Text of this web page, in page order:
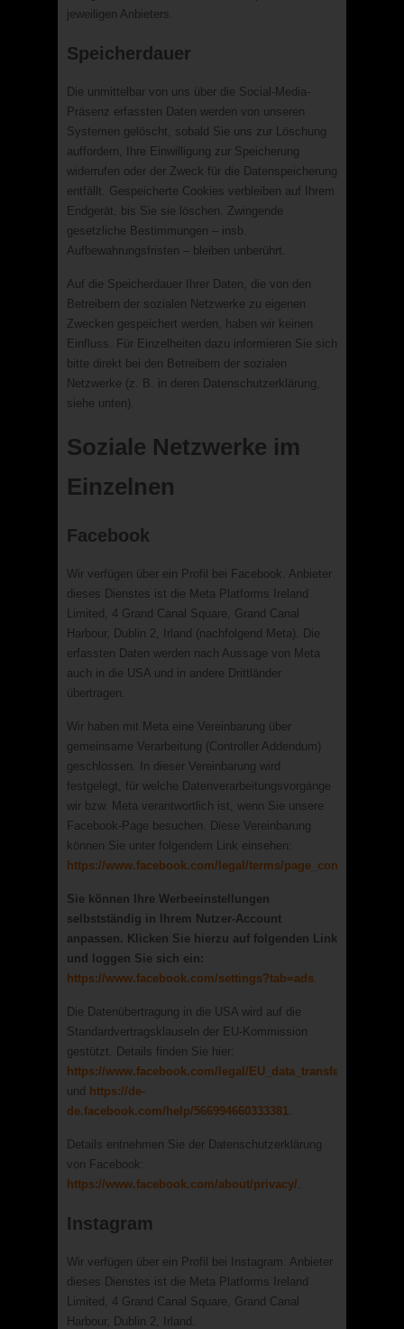
jeweiligen Anbieters.
Speicherdauer
Die unmittelbar von uns über die Social-Media-
Präsenz erfassten Daten werden von unseren
Systemen gelöscht, sobald Sie uns zur Löschung
auffordern, Ihre Einwilligung zur Speicherung
widerrufen oder der Zweck für die Datenspeicherung
entfällt. Gespeicherte Cookies verbleiben auf Ihrem
Endgerät, bis Sie sie löschen. Zwingende
gesetzliche Bestimmungen – insb.
Aufbewahrungsfristen – bleiben unberührt.
Auf die Speicherdauer Ihrer Daten, die von den
Betreibern der sozialen Netzwerke zu eigenen
Zwecken gespeichert werden, haben wir keinen
Einfluss. Für Einzelheiten dazu informieren Sie sich
bitte direkt bei den Betreibern der sozialen
Netzwerke (z. B. in deren Datenschutzerklärung,
siehe unten).
Soziale Netzwerke im
Einzelnen
Facebook
Wir verfügen über ein Profil bei Facebook. Anbieter
dieses Dienstes ist die Meta Platforms Ireland
Limited, 4 Grand Canal Square, Grand Canal
Harbour, Dublin 2, Irland (nachfolgend Meta). Die
erfassten Daten werden nach Aussage von Meta
auch in die USA und in andere Drittländer
übertragen.
Wir haben mit Meta eine Vereinbarung über
gemeinsame Verarbeitung (Controller Addendum)
geschlossen. In dieser Vereinbarung wird
festgelegt, für welche Datenverarbeitungsvorgänge
wir bzw. Meta verantwortlich ist, wenn Sie unsere
Facebook-Page besuchen. Diese Vereinbarung
können Sie unter folgendem Link einsehen:
https://www.facebook.com/legal/terms/
Sie können Ihre Werbeeinstellungen
selbstständig in Ihrem Nutzer-Account
anpassen. Klicken Sie hierzu auf folgenden Link
und loggen Sie sich ein:
https://www.facebook.com/settings?tab=ads
Die Datenübertragung in die USA wird auf die
Standardvertragsklauseln der EU-Kommission
gestützt. Details finden Sie hier:
https://www.facebook.com/legal/
und
https://de-
de.facebook.com/help/566994660333381
Details entnehmen Sie der Datenschutzerklärung
von Facebook:
https://www.facebook.com/about/privacy/
Instagram
Wir verfügen über ein Profil bei Instagram. Anbieter
dieses Dienstes ist die Meta Platforms Ireland
Limited, 4 Grand Canal Square, Grand Canal
Harbour, Dublin 2, Irland.